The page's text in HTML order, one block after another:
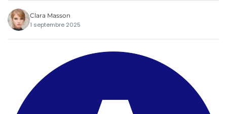
Clara Masson
1 septembre 2025